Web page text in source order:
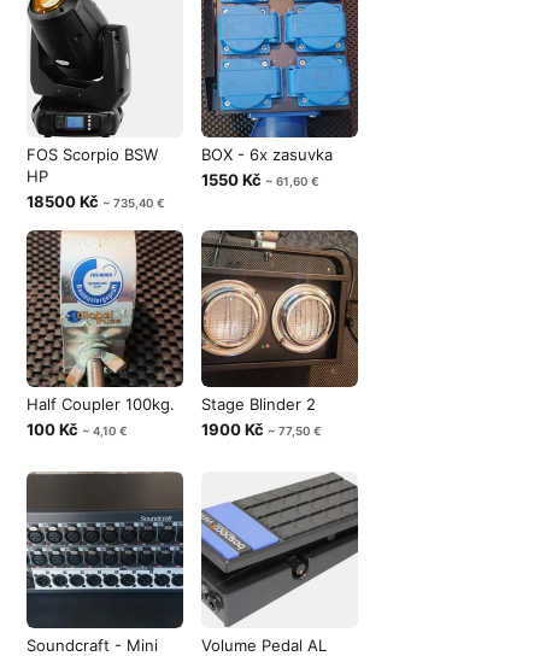
FOS Scorpio BSW
HP
18500 Kč ~ 735,40 €
BOX - 6x zasuvka
1550 Kč ~ 61,60 €
Half Coupler 100kg.
100 Kč ~ 4,10 €
Stage Blinder 2
1900 Kč ~ 77,50 €
Soundcraft - Mini
Volume Pedal AL